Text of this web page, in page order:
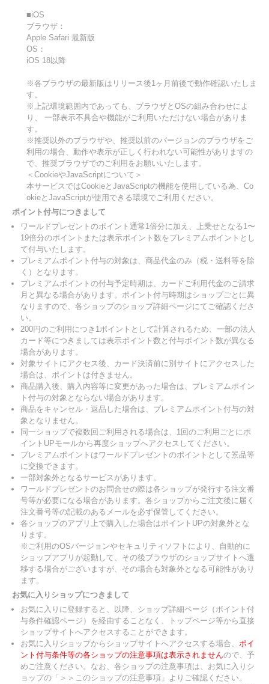
■iOS
ブラウザ：
Apple Safari 最新版
OS：
iOS 18以降
※各ブラウザの最新版はリリース後1ヶ月前後で動作確認いたしま
す。
※上記環境範囲内であっても、ブラウザとOSの組み合わせによ
り、 一部表示不具合や機能がご利用いただけない場合がありま
す。
※推奨以外のブラウザや、推奨以前のバージョンのブラウザをご
利用の場合、動作や表示が正しく行われない可能性がありますの
で、推奨ブラウザでのご利用をお願いいたします。
＜CookieやJavaScriptについて＞
本サービスではCookieとJavaScriptの機能を使用している為、Co
okieとJavaScriptが使用できる環境でご利用ください。
ポイント付与につきまして
ワールドプレゼントのポイント通常1倍分に加え、上乗せとなる1〜
19倍分のポイントまたは表示ポイント数をプレミアムポイントとし
て付与いたします。
プレミアムポイント付与の対象は、商品代金のみ（税・送料等を除
く）となります。
プレミアムポイントの付与予定時期は、カードご利用代金のご請求
月と異なる場合があります。ポイント付与時期はショップごとに異
なりますので、各ショップのショップ詳細ページにてご確認くださ
い。
200円のご利用につき1ポイントとして計算されるため、一部の法人
カード等につきましては表示ポイント数と付与ポイント数が異なる
場合があります。
対象サイトにアクセス後、カード決済前に別サイトにアクセスした
場合は、ポイントは付きません。
商品購入後、購入内容等に変更があった場合は、プレミアムポイン
ト付与の対象とならない場合があります。
商品をキャンセル・返品した場合は、プレミアムポイント付与の対
象となりません。
同一ショップで複数回ご利用される場合は、1回のご利用ごとにポ
イントUPモールから再度ショップへアクセスしてください。
プレミアムポイントはワールドプレゼントのポイントとして景品等
に交換できます。
一部対象外となるサービスがあります。
ワールドプレゼントのお問合せの際は各ショップが発行する注文番
号等が必要になる場合があります。各ショップからご注文後に届く
注文番号等の記載のあるメールを必ず保管してください。
各ショップのアプリ上で購入した場合はポイントUPの対象外とな
ります。
※ご利用のOSバージョンやセキュリティソフトにより、自動的に
ショップアプリが起動して、その後ブラウザのショップサイトへ遷
移する場合がございますが、その場合も対象外となる可能性があり
ます。
お気に入りショップにつきまして
お気に入りに登録すると、以降、ショップ詳細ページ（ポイント付
与条件確認ページ）を経由することなく、トップページ等から直接
ショップサイトへアクセスすることができます。
お気に入りショップからショップサイトへアクセスする場合、 ポイ
ント付与条件等の各ショップの注意事項は表示されませんので、予
めご注意ください。なお、各ショップの注意事項は、お気に入りシ
ョップの「＞＞このショップの注意事項」よりご確認ください。